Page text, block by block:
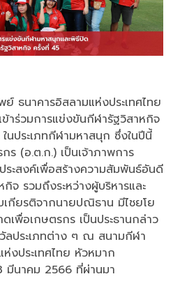
นาคารอิสลามแห่งประเทศไทย
าร่วมการแข่งขันกีฬารัฐวิสาหกิจ
นประเภทกีฬามหาสนุก ซึ่งในปีนี้
ร (อ.ต.ก.) เป็นเจ้าภาพการ
ะสงค์เพื่อสร้างความสัมพันธ์อันดี
จ รวมถึงระหว่างผู้บริหารและ
เกียรติจากนายปณิธาน มีไชยโย
เพื่อเกษตรกร เป็นประธานกล่าว
ลประเภทต่าง ๆ ณ สนามกีฬา
งประเทศไทย หัวหมาก
มีนาคม 2566 ที่ผ่านมา